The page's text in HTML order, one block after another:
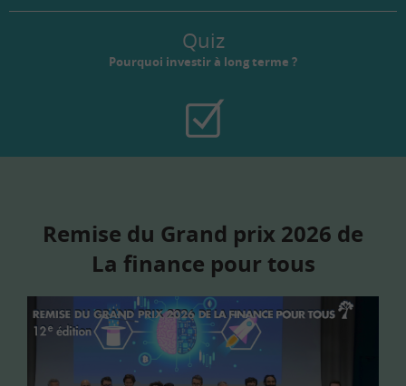
Quiz
Pourquoi investir à long terme ?
Remise du Grand prix 2026 de
La finance pour tous